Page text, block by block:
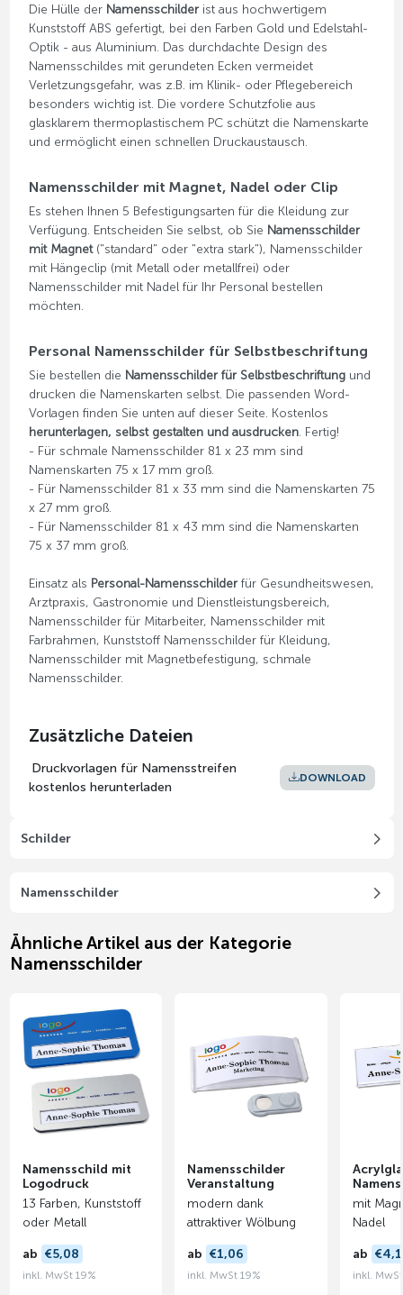
Die Hülle der Namensschilderist aus hochwertigem
Kunststoff ABS gefertigt, bei den Farben Gold und Edelstahl-
Optik - aus Aluminium. Das durchdachte Design des
Namensschildes mit gerundeten Ecken vermeidet
Verletzungsgefahr, was z.B. im Klinik- oder Pflegebereich
besonders wichtig ist. Die vordere Schutzfolie aus
glasklarem thermoplastischem PC schützt die Namenskarte
und ermöglicht einen schnellen Druckaustausch.
Namensschilder mit Magnet, Nadel oder Clip
Es stehen Ihnen 5 Befestigungsarten für die Kleidung zur
Verfügung. Entscheiden Sie selbst, ob Sie Namensschilder
mit Magnet("standard" oder "extra stark"), Namensschilder
mit Hängeclip (mit Metall oder metallfrei) oder
Namensschilder mit Nadel für Ihr Personal bestellen
möchten.
Personal Namensschilder für Selbstbeschriftung
Sie bestellen die Namensschilder für Selbstbeschriftungund
drucken die Namenskarten selbst. Die passenden Word-
Vorlagen finden Sie unten auf dieser Seite. Kostenlos
herunterlagen, selbst gestalten und ausdrucken. Fertig!
- Für schmale Namensschilder 81 x 23 mm sind
Namenskarten 75 x 17 mm groß.
- Für Namensschilder 81 x 33 mm sind die Namenskarten 75
x 27 mm groß.
- Für Namensschilder 81 x 43 mm sind die Namenskarten
75 x 37 mm groß.
Einsatz als Personal-Namensschilderfür Gesundheitswesen,
Arztpraxis, Gastronomie und Dienstleistungsbereich,
Namensschilder für Mitarbeiter, Namensschilder mit
Farbrahmen, Kunststoff Namensschilder für Kleidung,
Namensschilder mit Magnetbefestigung, schmale
Namensschilder.
Zusätzliche Dateien
Druckvorlagen für Namensstreifen
kostenlos herunterladen
DOWNLOAD
Schilder
Namensschilder
Ähnliche Artikel aus der Kategorie
Namensschilder
Namensschild mit
Logodruck
13 Farben, Kunststoff
oder Metall
ab €5,08
inkl. MwSt 19%
Namensschilder
Veranstaltung
modern dank
attraktiver Wölbung
ab €1,06
inkl. MwSt 19%
mit
Nadel
ab
inkl.